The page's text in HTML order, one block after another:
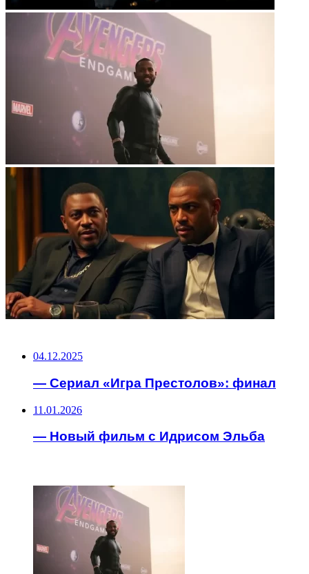
04.12.2025
— Сериал «Игра Престолов»: финал
11.01.2026
— Новый фильм с Идрисом Эльба